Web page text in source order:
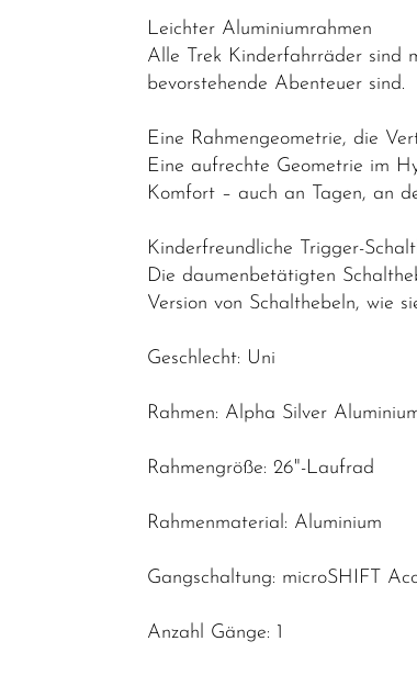
Leichter Aluminiumrahmen
Alle Trek Kinderfahrräder sind
bevorstehende Abenteuer sind.
Eine Rahmengeometrie, die
Eine aufrechte Geometrie im
Komfort – auch an Tagen, an
Kinderfreundliche Trigger-
Die daumenbetätigten
Version von Schalthebeln, wie
Geschlecht: Uni
Rahmen: Alpha Silver
Rahmengröße: 26"-Laufrad
Rahmenmaterial: Aluminium
Gangschaltung: microSHIFT
Anzahl Gänge: 1